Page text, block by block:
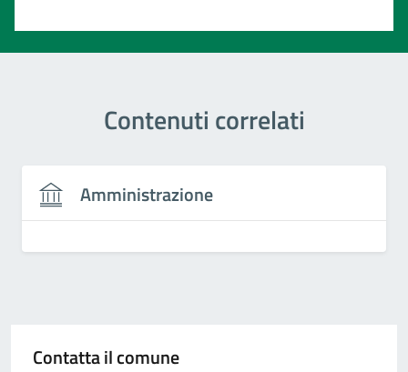
Contenuti correlati
Amministrazione
Contatta il comune